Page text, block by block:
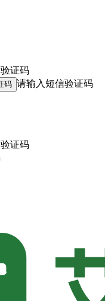
证码
码 请输入短信验证码
证码